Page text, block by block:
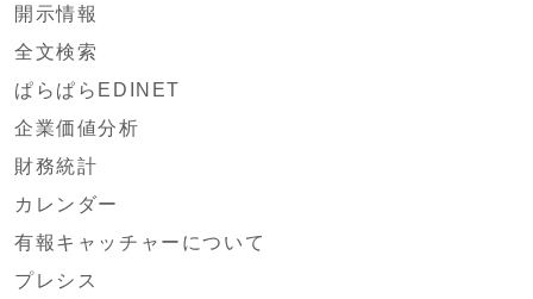
開示情報
全文検索
ぱらぱらEDINET
企業価値分析
財務統計
カレンダー
有報キャッチャーについて
プレシス